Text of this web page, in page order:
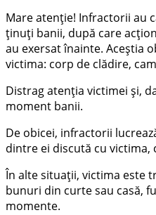
Mare atenţie! Infractorii au
ţinuţi banii, după care
au exersat înainte. Aceștia
victima: corp de clădire,
Distrag atenţia victimei şi,
moment banii.
De obicei, infractorii
dintre ei discută cu
În alte situaţii, victima este
bunuri din curte sau casă,
momente.